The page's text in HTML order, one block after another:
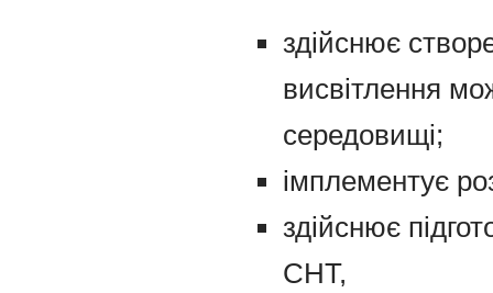
здійснює
висвітлення
середовищі;
імплементує
здійснює
СНТ,